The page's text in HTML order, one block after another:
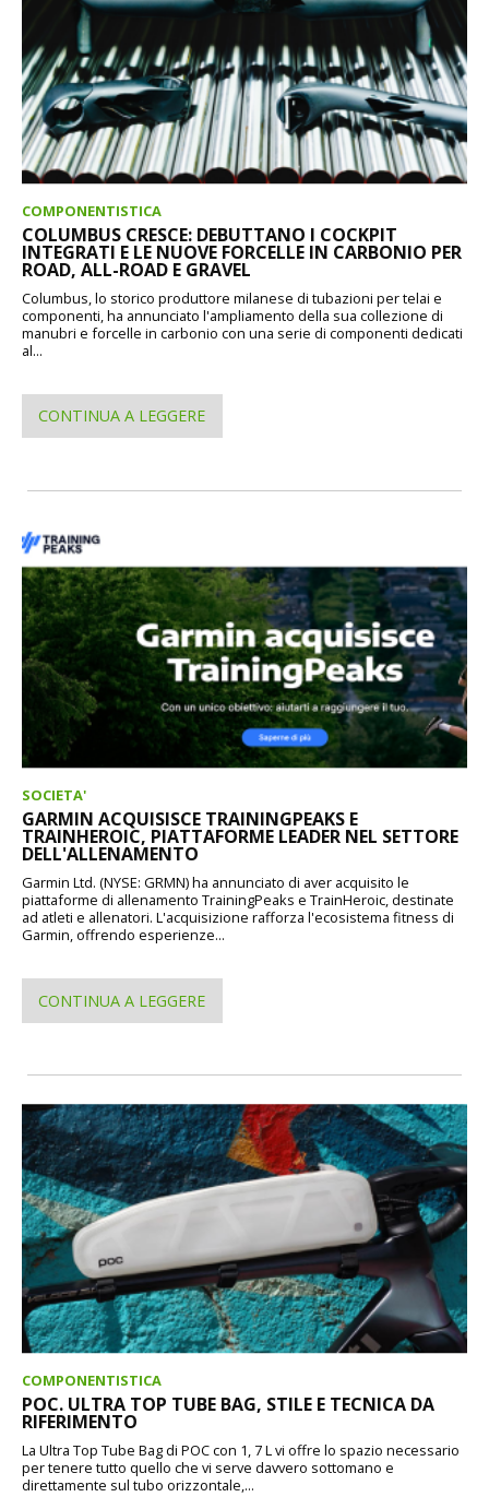
COMPONENTISTICA
COLUMBUS CRESCE: DEBUTTANO I COCKPIT
INTEGRATI E LE NUOVE FORCELLE IN CARBONIO PER
ROAD, ALL-ROAD E GRAVEL
Columbus, lo storico produttore milanese di tubazioni per telai e
componenti, ha annunciato l'ampliamento della sua collezione di
manubri e forcelle in carbonio con una serie di componenti dedicati
al...
CONTINUA A LEGGERE
SOCIETA'
GARMIN ACQUISISCE TRAININGPEAKS E
TRAINHEROIC, PIATTAFORME LEADER NEL SETTORE
DELL'ALLENAMENTO
Garmin Ltd. (NYSE: GRMN) ha annunciato di aver acquisito le
piattaforme di allenamento TrainingPeaks e TrainHeroic, destinate
ad atleti e allenatori. L'acquisizione rafforza l'ecosistema fitness di
Garmin, offrendo esperienze...
CONTINUA A LEGGERE
COMPONENTISTICA
POC. ULTRA TOP TUBE BAG, STILE E TECNICA DA
RIFERIMENTO
La Ultra Top Tube Bag di POC con 1, 7 L vi offre lo spazio necessario
per tenere tutto quello che vi serve davvero sottomano e
direttamente sul tubo orizzontale,...